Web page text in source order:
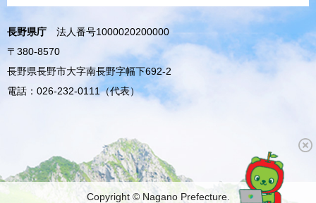
長野県庁
法人番号1000020200000
〒380-8570
長野県長野市大字南長野字幅下692-2
電話：026-232-0111（代表）
Copyright © Nagano Prefecture.